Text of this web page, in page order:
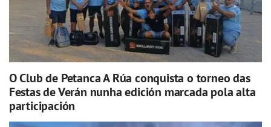
O Club de Petanca A Rúa conquista o torneo das
Festas de Verán nunha edición marcada pola alta
participación